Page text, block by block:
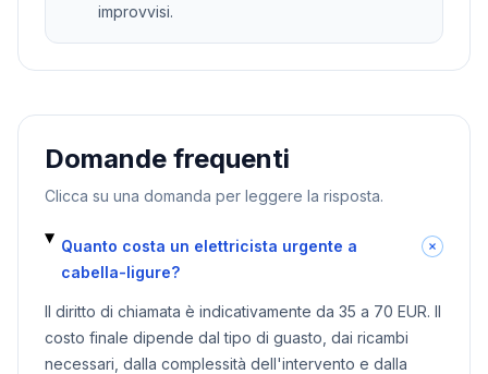
improvvisi.
Domande frequenti
Clicca su una domanda per leggere la risposta.
Quanto costa un elettricista urgente a
cabella-ligure?
Il diritto di chiamata è indicativamente da 35 a 70 EUR. Il
costo finale dipende dal tipo di guasto, dai ricambi
necessari, dalla complessità dell'intervento e dalla